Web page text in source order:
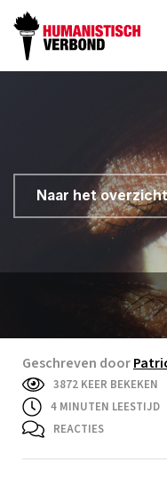
Naar het overzicht
Geschreven door
3872 KEER BEKEKEN
4 MINUTEN LEESTIJD
REACTIES